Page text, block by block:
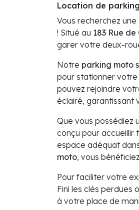
Location de
Vous recherchez une
! Situé au 183 Rue de
garer votre deux-
Notre parking moto
pour stationner
pouvez rejoindre
éclairé, garantissant
Que vous possédiez
conçu pour accueillir
espace adéquat
moto, vous
Pour faciliter votre
Fini les clés perdues
à votre place de